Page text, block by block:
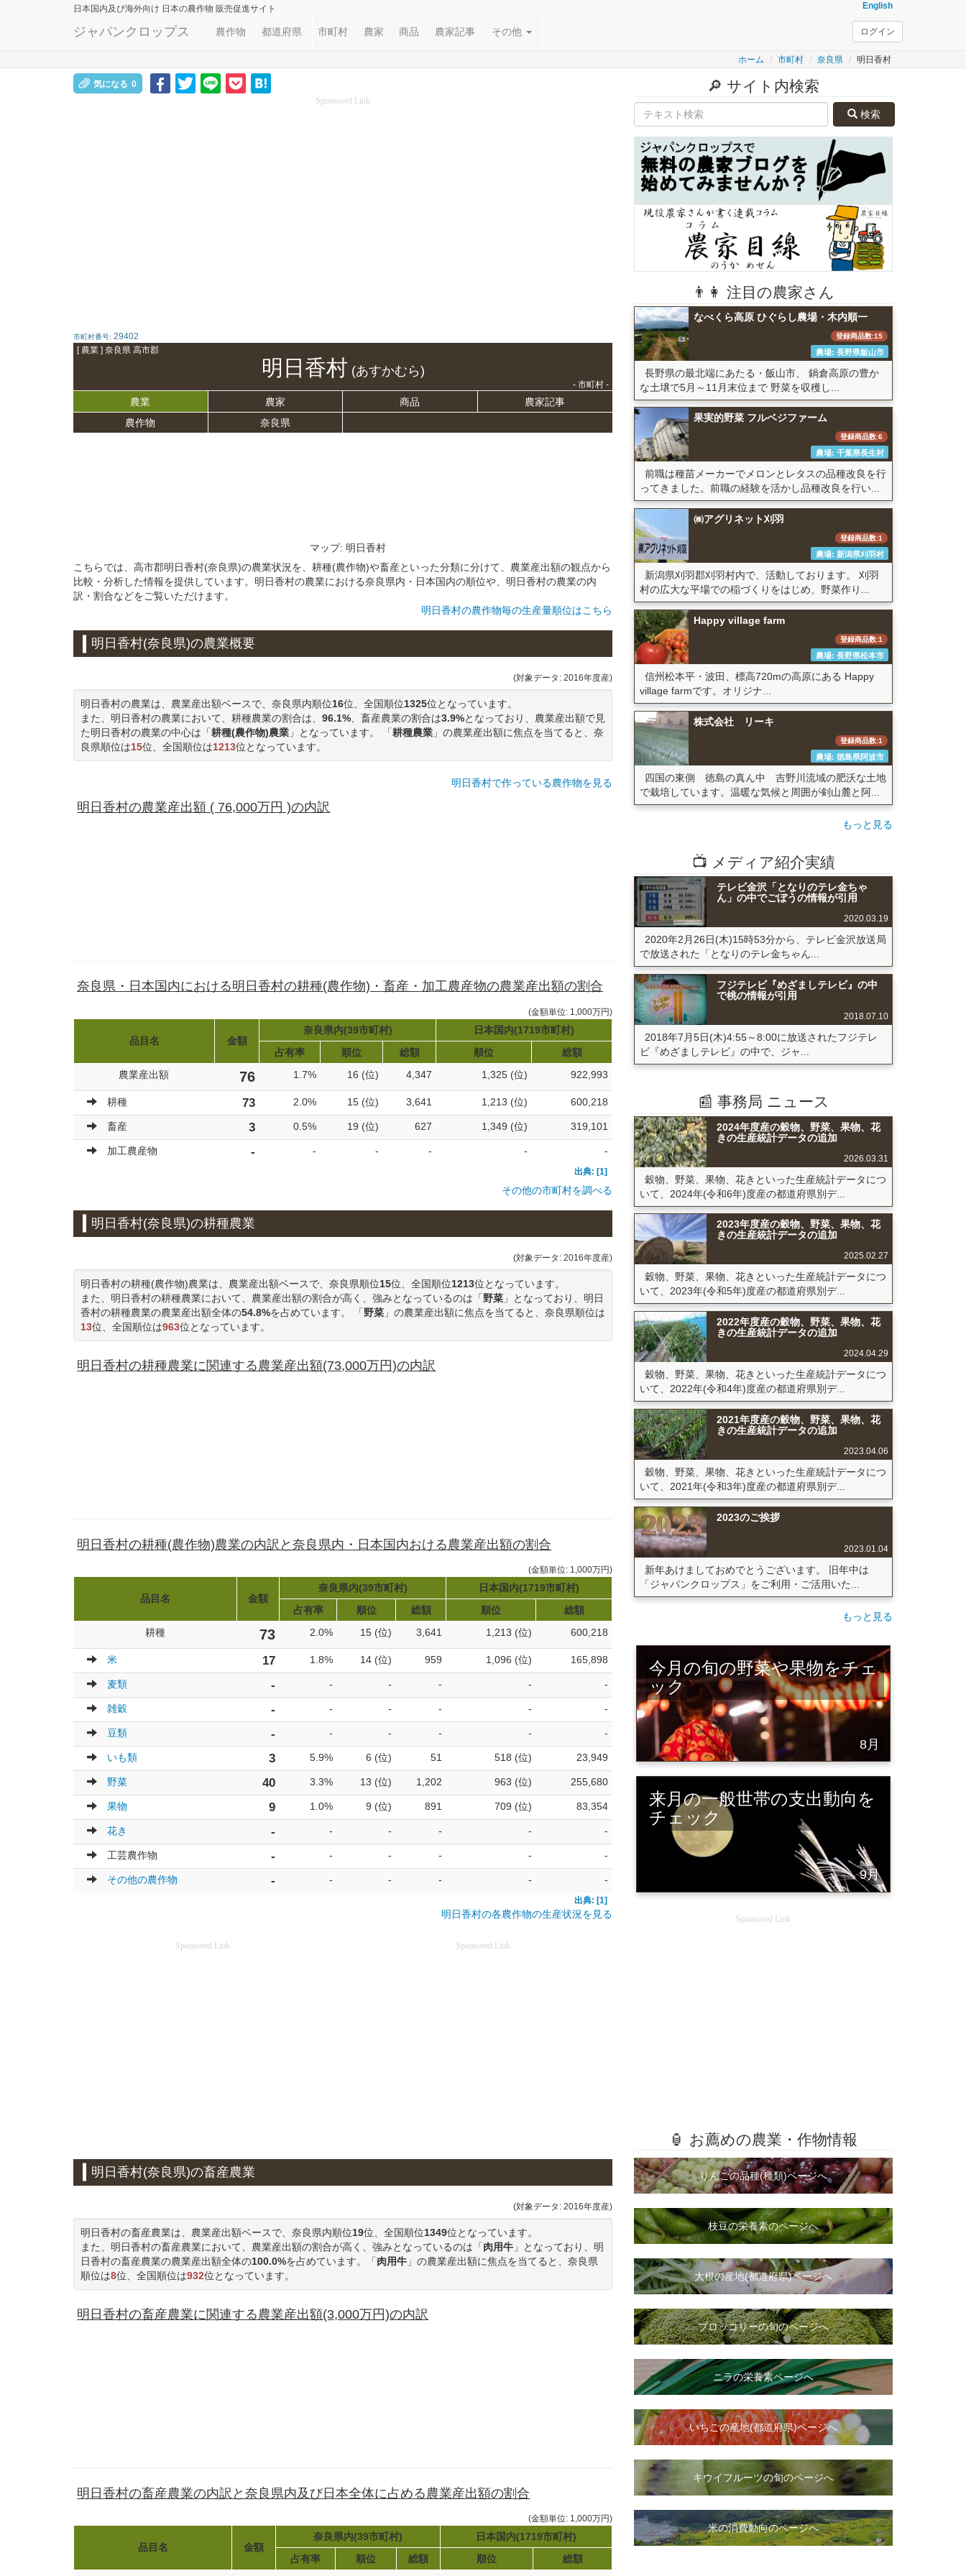
日本国内及び海外向け 日本の農作物 販売促進サイト English
ジャパンクロップス 農作物 都道府県 市町村 農家 商品 農家記事 その他 ログイン
ホーム 市町村 奈良県 明日香村
気になる 0
Sponsored Link
市町村番号: 29402
[ 農業 ] 奈良県 高市郡
明日香村 (あすかむら)
- 市町村 -
農業 農家 商品
農家記事
農作物
奈良県
マップ: 明日香村
こちらでは、高市郡明日香村(奈良県)の農業状況を、耕種(農作物)や畜産といった分類に分けて、農業産出額の観点から
比較・分析した情報を提供しています。明日香村の農業における奈良県内・日本国内の順位や、明日香村の農業の内
訳・割合などをご覧いただけます。
明日香村の農作物毎の生産量順位はこちら
明日香村(奈良県)の農業概要
(対象データ: 2016年度産)
明日香村の農業は、農業産出額ベースで、奈良県内順位16位、全国順位1325位となっています。
また、明日香村の農業において、耕種農業の割合は、 96.1% 、畜産農業の割合は3.9%となっており、農業産出額で見
た明日香村の農業の中心は「耕種(農作物)農業 」となっています。 「耕種農業 」の農業産出額に焦点を当てると、奈
良県順位は15位、全国順位は1213位となっています。
明日香村で作っている農作物を見る
明日香村の農業産出額 ( 76,000万円 )の内訳
奈良県・日本国内における明日香村の耕種(農作物)・畜産・加工農産物の農業産出額の割合
(金額単位: 1,000万円)
品目名 金額
奈良県内(39市町村)
日本国内(1719市町村)
占有率
順位 総額 順位
総額
農業産出額
76 1.7% 16 (位) 4,347 1,325 (位) 922,993
耕種 73 2.0% 15 (位) 3,641 1,213 (位) 600,218
畜産 3 0.5% 19 (位) 627 1,349 (位) 319,101
加工農産物 - - - - - -
出典: [1]
その他の市町村を調べる
明日香村(奈良県)の耕種農業
(対象データ: 2016年度産)
明日香村の耕種(農作物)農業は、農業産出額ベースで、奈良県順位15位、全国順位1213位となっています。
また、明日香村の耕種農業において、農業産出額の割合が高く、強みとなっているのは「野菜 」となっており、明日
香村の耕種農業の農業産出額全体の54.8%を占めています。 「野菜 」の農業産出額に焦点を当てると、奈良県順位は
13位、全国順位は963位となっています。
明日香村の耕種農業に関連する農業産出額(73,000万円)の内訳
明日香村の耕種(農作物)農業の内訳と奈良県内・日本国内おける農業産出額の割合
(金額単位: 1,000万円)
品目名 金額
奈良県内(39市町村)
日本国内(1719市町村)
占有率
順位 総額 順位
総額
耕種
73 2.0% 15 (位) 3,641 1,213 (位) 600,218
米 17 1.8% 14 (位) 959 1,096 (位) 165,898
麦類 - - - - - -
雑穀 - - - - - -
豆類 - - - - - -
いも類 3 5.9% 6 (位) 51 518 (位) 23,949
野菜 40 3.3% 13 (位) 1,202 963 (位) 255,680
果物 9 1.0% 9 (位) 891 709 (位) 83,354
花き - - - - - -
工芸農作物 - - - - - -
その他の農作物 - - - - - -
出典: [1]
明日香村の各農作物の生産状況を見る
Sponsored Link Sponsored Link
明日香村(奈良県)の畜産農業
(対象データ: 2016年度産)
明日香村の畜産農業は、農業産出額ベースで、奈良県内順位19位、全国順位1349位となっています。
また、明日香村の畜産農業において、農業産出額の割合が高く、強みとなっているのは「肉用牛 」となっており、明
日香村の畜産農業の農業産出額全体の100.0%を占めています。「肉用牛 」の農業産出額に焦点を当てると、奈良県
順位は8位、全国順位は932位となっています。
明日香村の畜産農業に関連する農業産出額(3,000万円)の内訳
明日香村の畜産農業の内訳と奈良県内及び日本全体に占める農業産出額の割合
(金額単位: 1,000万円)
品目名 金額
奈良県内(39市町村)
日本国内(1719市町村)
占有率
順位 総額 順位
総額
🔎 サイト内検索
検索
👨👩 注目の農家さん
なべくら高原 ひぐらし農場・木内順一
登録商品数:15
農場: 長野県飯山市
長野県の最北端にあたる・飯山市、 鍋倉高原の豊か
な土壌で5月～11月末位まで 野菜を収穫し...
果実的野菜 フルベジファーム
登録商品数:6
農場: 千葉県長生村
前職は種苗メーカーでメロンとレタスの品種改良を行
ってきました。前職の経験を活かし品種改良を行い...
㈱アグリネット刈羽
登録商品数:1
農場: 新潟県刈羽村
新潟県刈羽郡刈羽村内で、活動しております。 刈羽
村の広大な平場での稲づくりをはじめ、野菜作り...
Happy village farm
登録商品数:1
農場: 長野県松本市
信州松本平・波田、標高720mの高原にある Happy
village farmです。オリジナ...
株式会社 リーキ
登録商品数:1
農場: 徳島県阿波市
四国の東側 徳島の真ん中 吉野川流域の肥沃な土地
で栽培しています。温暖な気候と周囲が剣山麓と阿...
もっと見る
📺 メディア紹介実績
テレビ金沢「となりのテレ金ちゃ
ん」の中でごぼうの情報が引用
2020.03.19
2020年2月26日(木)15時53分から、テレビ金沢放送局
で放送された「となりのテレ金ちゃん...
フジテレビ『めざましテレビ』の中
で桃の情報が引用
2018.07.10
2018年7月5日(木)4:55～8:00に放送されたフジテレ
ビ『めざましテレビ』の中で、ジャ...
📰 事務局 ニュース
2024年度産の穀物、野菜、果物、花
きの生産統計データの追加
2026.03.31
穀物、野菜、果物、花きといった生産統計データにつ
いて、2024年(令和6年)度産の都道府県別デ...
2023年度産の穀物、野菜、果物、花
きの生産統計データの追加
2025.02.27
穀物、野菜、果物、花きといった生産統計データにつ
いて、2023年(令和5年)度産の都道府県別デ...
2022年度産の穀物、野菜、果物、花
きの生産統計データの追加
2024.04.29
穀物、野菜、果物、花きといった生産統計データにつ
いて、2022年(令和4年)度産の都道府県別デ...
2021年度産の穀物、野菜、果物、花
きの生産統計データの追加
2023.04.06
穀物、野菜、果物、花きといった生産統計データにつ
いて、2021年(令和3年)度産の都道府県別デ...
2023のご挨拶
2023.01.04
新年あけましておめでとうございます。 旧年中は
「ジャパンクロップス」をご利用・ご活用いた...
もっと見る
今月の旬の野菜や果物をチェ
ック
8月
来月の一般世帯の支出動向を
チェック
9月
Sponsored Link
🏮 お薦めの農業・作物情報
りんごの品種(種類)ページへ
枝豆の栄養素のページへ
大根の産地(都道府県)ページへ
ブロッコリーの旬のページへ
ニラの栄養素ページへ
いちごの産地(都道府県)ページへ
キウイフルーツの旬のページへ
米の消費動向のページへ